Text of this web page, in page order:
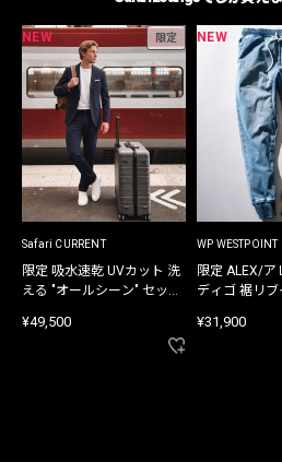
NEW 限定
Safari CURRENT
限定 吸水速乾 UVカット 洗
える "オールシーン" セット
¥49,500
NEW
WP WESTPOINT
限定 ALEX/ア
ディゴ 裾リブ
¥31,900